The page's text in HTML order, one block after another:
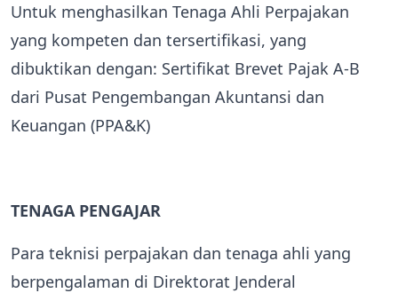
Untuk menghasilkan Tenaga Ahli Perpajakan
yang kompeten dan tersertifikasi, yang
dibuktikan dengan: Sertifikat Brevet Pajak A-B
dari Pusat Pengembangan Akuntansi dan
Keuangan (PPA&K)
TENAGA PENGAJAR
Para teknisi perpajakan dan tenaga ahli yang
berpengalaman di Direktorat Jenderal